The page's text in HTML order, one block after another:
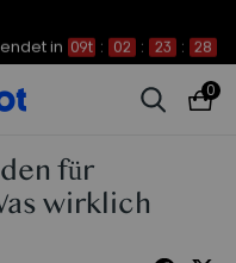
0
für
wirklich